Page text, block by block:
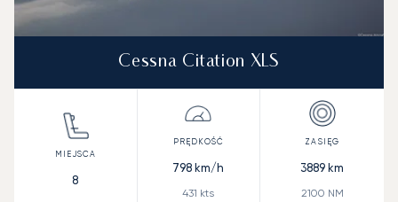
Cessna Citation XLS
8
798 km/h
431 kts
3889 km
2100 NM